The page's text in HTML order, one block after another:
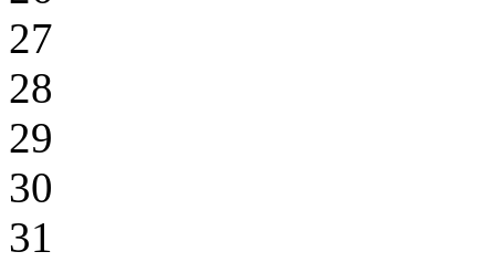
27
28
29
30
31